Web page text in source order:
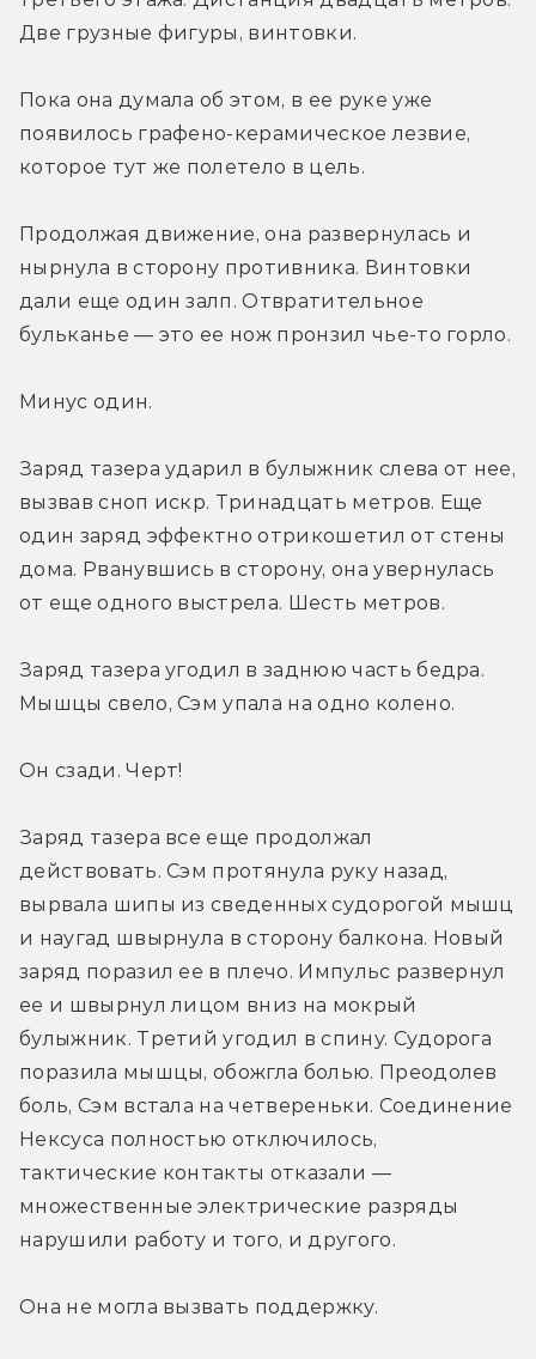
Две грузные фигуры, винтовки.
Пока она думала об этом, в ее руке уже
появилось графено-керамическое лезвие,
которое тут же полетело в цель.
Продолжая движение, она развернулась и
нырнула в сторону противника. Винтовки
дали еще один залп. Отвратительное
бульканье — это ее нож пронзил чье-то горло.
Минус один.
Заряд тазера ударил в булыжник слева от нее,
вызвав сноп искр. Тринадцать метров. Еще
один заряд эффектно отрикошетил от стены
дома. Рванувшись в сторону, она увернулась
от еще одного выстрела. Шесть метров.
Заряд тазера угодил в заднюю часть бедра.
Мышцы свело, Сэм упала на одно колено.
Он сзади. Черт!
Заряд тазера все еще продолжал
действовать. Сэм протянула руку назад,
вырвала шипы из сведенных судорогой мышц
и наугад швырнула в сторону балкона. Новый
заряд поразил ее в плечо. Импульс развернул
ее и швырнул лицом вниз на мокрый
булыжник. Третий угодил в спину. Судорога
поразила мышцы, обожгла болью. Преодолев
боль, Сэм встала на четвереньки. Соединение
Нексуса полностью отключилось,
тактические контакты отказали —
множественные электрические разряды
нарушили работу и того, и другого.
Она не могла вызвать поддержку.